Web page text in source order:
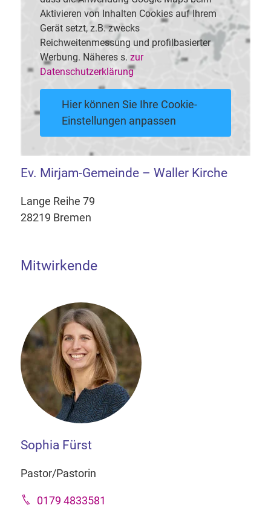
Aktivieren von Inhalten Cookies auf Ihrem
Gerät setzt, z.B. zwecks
Reichweitenmessung und profilbasierter
Werbung. Näheres s. zur
Datenschutzerklärung
Hier können Sie Ihre Cookie-
Einstellungen anpassen
Ev. Mirjam-Gemeinde – Waller Kirche
Lange Reihe 79
28219 Bremen
Mitwirkende
Sophia Fürst
Pastor/Pastorin
0179 4833581